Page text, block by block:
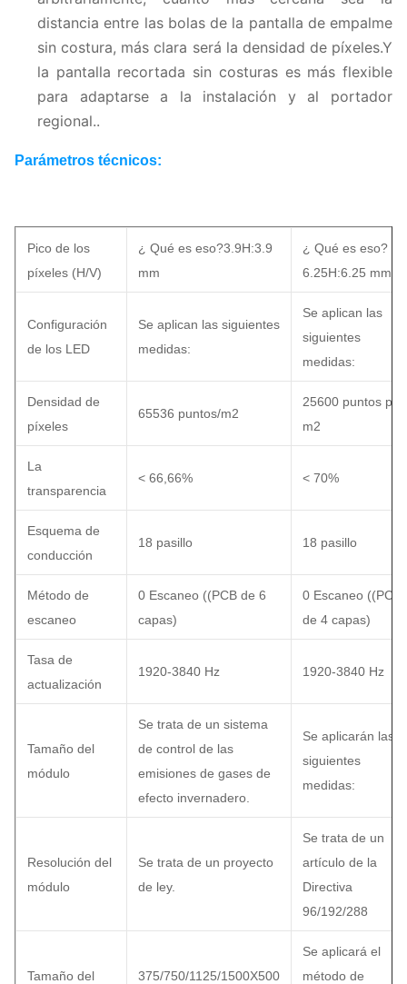
distancia entre las bolas de la pantalla de empalme
sin costura, más clara será la densidad de píxeles.Y
la pantalla recortada sin costuras es más flexible
para adaptarse a la instalación y al portador
regional..
Parámetros técnicos:
Pico de los
píxeles (H/V)
¿ Qué es eso?3.9H:3.9
mm
¿ Qué es eso?
6.25H:6.25 mm
Configuración
de los LED
Se aplican las siguientes
medidas:
Se aplican las
siguientes
medidas:
Densidad de
píxeles
65536 puntos/m2
25600 puntos por
m2
La
transparencia
< 66,66% < 70%
Esquema de
conducción
18 pasillo 18 pasillo
Método de
escaneo
0 Escaneo ((PCB de 6
capas)
0 Escaneo ((PCB
de 4 capas)
Tasa de
actualización
1920-3840 Hz 1920-3840 Hz
Tamaño del
módulo
Se trata de un sistema
de control de las
emisiones de gases de
efecto invernadero.
Se aplicarán las
siguientes
medidas:
Resolución del
módulo
Se trata de un proyecto
de ley.
Se trata de un
artículo de la
Directiva
96/192/288
Tamaño del
375/750/1125/1500X500
Se aplicará el
método de